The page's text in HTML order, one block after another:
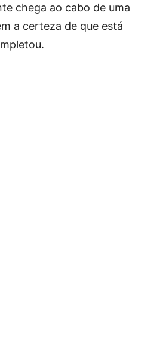
chega ao cabo de uma
a certeza de que está